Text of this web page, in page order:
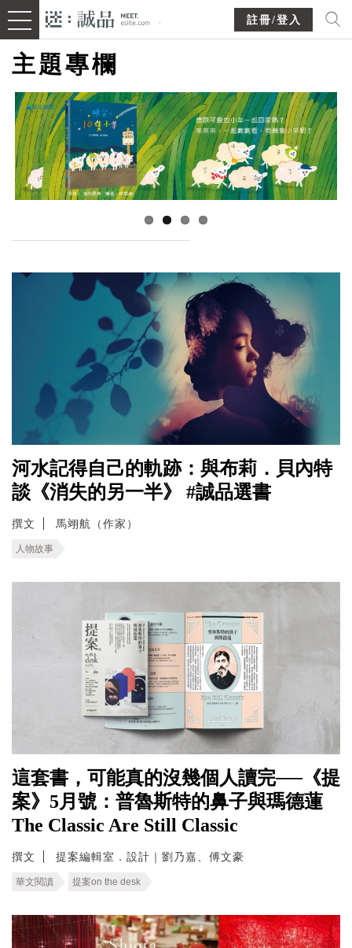
註冊/登入
主題專欄
河水記得自己的軌跡：與布莉．貝內特
談《消失的另一半》 #誠品選書
撰文 馬翊航（作家）
人物故事
這套書，可能真的沒幾個人讀完──《提
案》5月號：普魯斯特的鼻子與瑪德蓮
The Classic Are Still Classic
撰文 提案編輯室．設計｜劉乃嘉、傅文豪
華文閱讀 提案on the desk